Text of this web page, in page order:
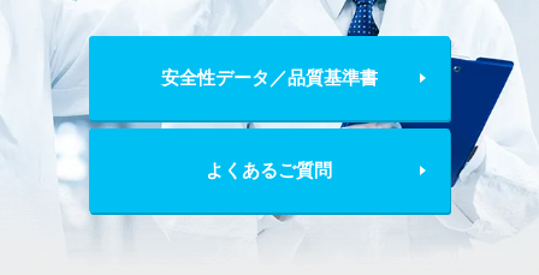
安全性データ／品質基準書
よくあるご質問